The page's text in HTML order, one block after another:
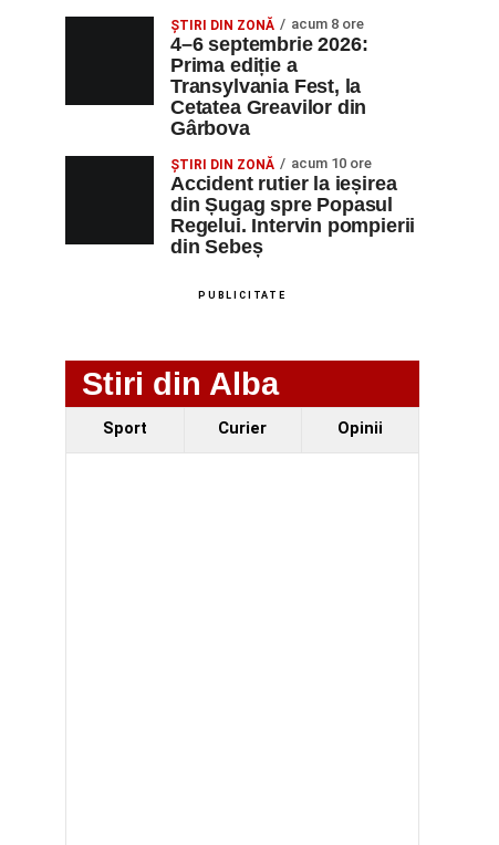
ȘTIRI DIN ZONĂ acum 8 ore
4–6 septembrie 2026:
Prima ediție a
Transylvania Fest, la
Cetatea Greavilor din
Gârbova
ȘTIRI DIN ZONĂ acum 10 ore
Accident rutier la ieșirea
din Șugag spre Popasul
Regelui. Intervin pompierii
din Sebeș
PUBLICITATE
Stiri din Alba
Sport Curier Opinii